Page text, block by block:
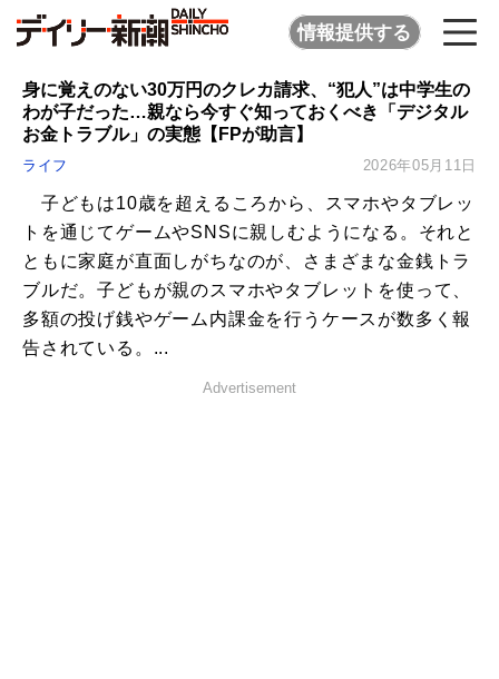
情報提供する
身に覚えのない30万円のクレカ請求、“犯人”は中学生の
わが子だった…親なら今すぐ知っておくべき「デジタル
お金トラブル」の実態【FPが助言】
ライフ 2026年05月11日
子どもは10歳を超えるころから、スマホやタブレッ
トを通じてゲームやSNSに親しむようになる。それと
ともに家庭が直面しがちなのが、さまざまな金銭トラ
ブルだ。子どもが親のスマホやタブレットを使って、
多額の投げ銭やゲーム内課金を行うケースが数多く報
告されている。...
Advertisement